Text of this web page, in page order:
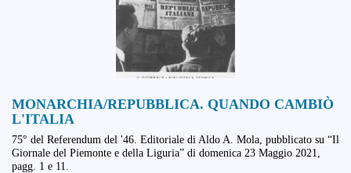
MONARCHIA/REPUBBLICA. QUANDO CAMBIÒ
L'ITALIA
75° del Referendum del '46. Editoriale di Aldo A. Mola, pubblicato su “Il
Giornale del Piemonte e della Liguria” di domenica 23 Maggio 2021,
pagg. 1 e 11.